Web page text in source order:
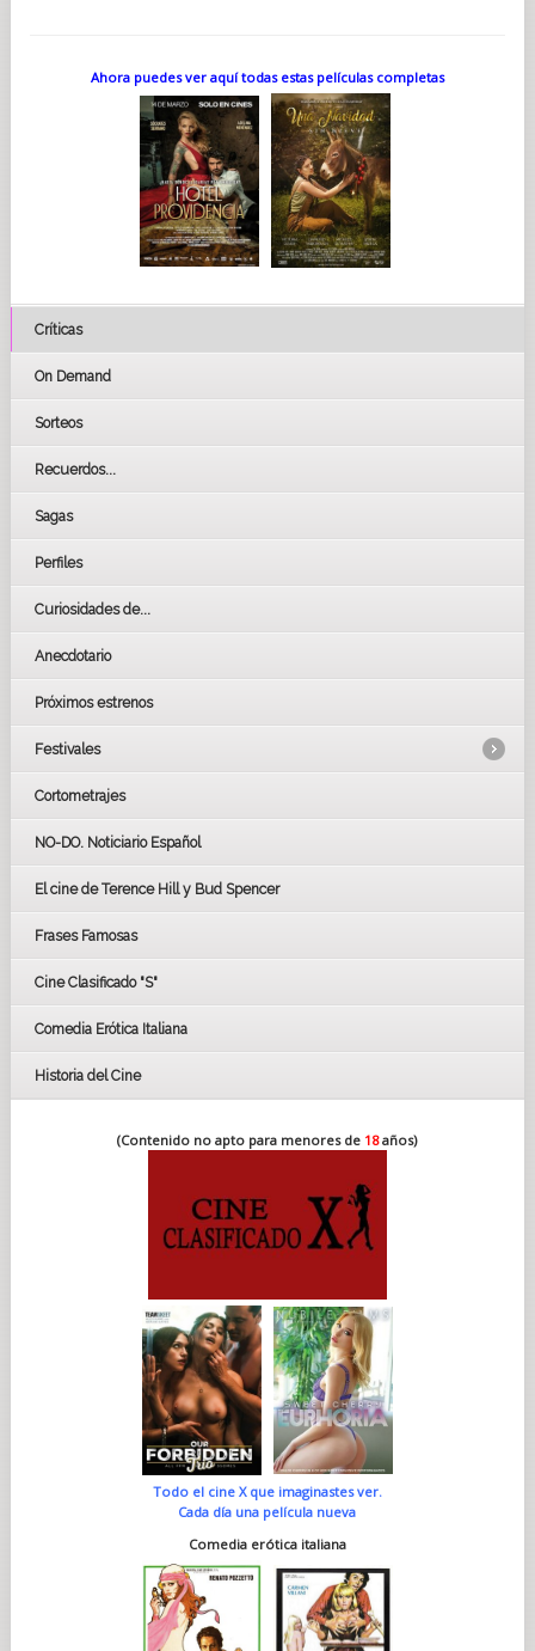
Ahora puedes ver aquí todas estas películas completas
Críticas
On Demand
Sorteos
Recuerdos...
Sagas
Perfiles
Curiosidades de...
Anecdotario
Próximos estrenos
Festivales
LOS OSCARS
GOYAS
BAFTA
Cortometrajes
NO-DO. Noticiario Español
El cine de Terence Hill y Bud Spencer
Frases Famosas
Cine Clasificado "S"
Comedia Erótica Italiana
Historia del Cine
(Contenido no apto para menores de 18años)
Todo el cine X que imaginastes ver.
Cada día una película nueva
Comedia erótica italiana